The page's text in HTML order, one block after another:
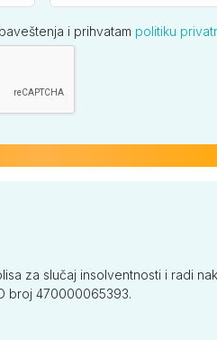
i prihvatam politiku
za slučaj insolventnosti i radi
broj 470000065393.